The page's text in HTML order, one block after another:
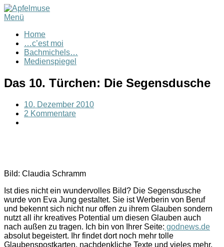
Menü
Home
…c’est moi
Bachmichels…
Medienspiegel
Das 10. Türchen: Die Segensdusche
10. Dezember 2010
2 Kommentare
Bild: Claudia Schramm
Ist dies nicht ein wundervolles Bild? Die Segensdusche
wurde von Eva Jung gestaltet. Sie ist Werberin von Beruf
und bekennt sich nicht nur offen zu ihrem Glauben sondern
nutzt all ihr kreatives Potential um diesen Glauben auch
nach außen zu tragen. Ich bin von Ihrer Seite: godnews.de
absolut begeistert. Ihr findet dort noch mehr tolle
Glaubenspostkarten, nachdenkliche Texte und vieles mehr.